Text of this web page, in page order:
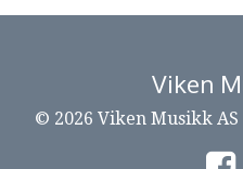
Viken
© 2026 Viken Musikk